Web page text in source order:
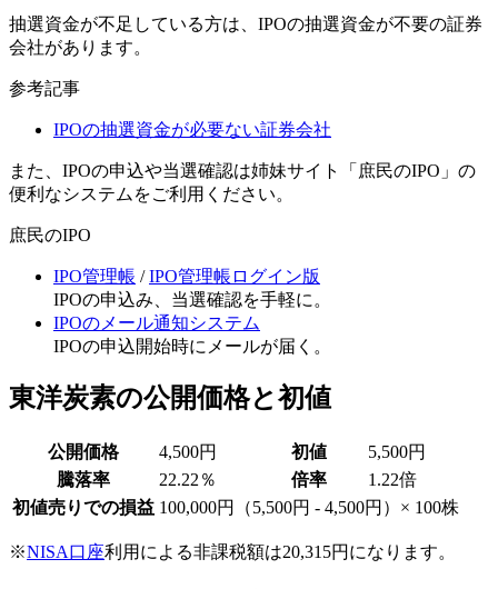
抽選資金が不足している方は、 IPOの抽選資金が不要の証券
会社があります。
参考記事
IPOの抽選資金が必要ない証券会社
また、IPOの申込や当選確認は姉妹サイト「庶民のIPO」の
便利なシステムをご利用ください。
庶民のIPO
IPO管理帳 /IPO管理帳ログイン版
IPOの申込み、当選確認を手軽に。
IPOのメール通知システム
IPOの申込開始時にメールが届く。
東洋炭素の公開価格と初値
公開価格 4,500円 初値
5,500円
騰落率
22.22％ 倍率
1.22倍
初値売りでの損益 100,000円 （5,500円 - 4,500円）× 100株
※NISA口座利用による非課税額は20,315円になります。